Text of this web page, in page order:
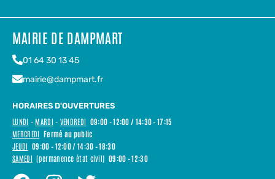
MAIRIE DE DAMPMART
01 64 30 13 45
mairie@dampmart.fr
HORAIRES D'OUVERTURES
LUNDI –MARDI – VENDREDI 09:00 – 12:00 / 14:30 – 17:15
MERCREDI Fermé au public
JEUDI 09:00 – 12:00 / 14:30 – 18:30
SAMEDI (permanence état civil) 09:00 – 12:30